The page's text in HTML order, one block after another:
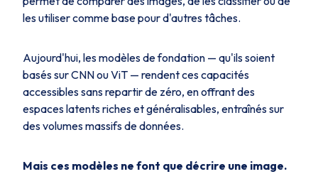
les utiliser comme base pour d'autres tâches.
Aujourd'hui, les modèles de fondation — qu'ils soient
basés sur CNN ou ViT — rendent ces capacités
accessibles sans repartir de zéro, en offrant des
espaces latents riches et généralisables, entraînés sur
des volumes massifs de données.
Mais ces modèles ne font que décrire une image.